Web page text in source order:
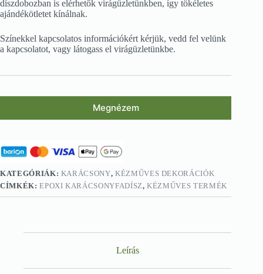
díszdobozban is elérhetők virágüzletünkben, így tökéletes
ajándékötletet kínálnak.
Színekkel kapcsolatos információkért kérjük, vedd fel velünk
a kapcsolatot, vagy látogass el virágüzletünkbe.
Megnézem
KATEGÓRIÁK: KARÁCSONY, KÉZMŰVES DEKORÁCIÓK
CÍMKÉK:EPOXI KARÁCSONYFADÍSZ,KÉZMŰVES TERMÉK
Leírás